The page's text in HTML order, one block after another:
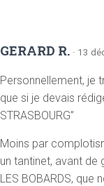
GERARD R. · 13
Personnellement, je
que si je devais
STRASBOURG”
Moins par
un tantinet, avant de
LES BOBARDS, que